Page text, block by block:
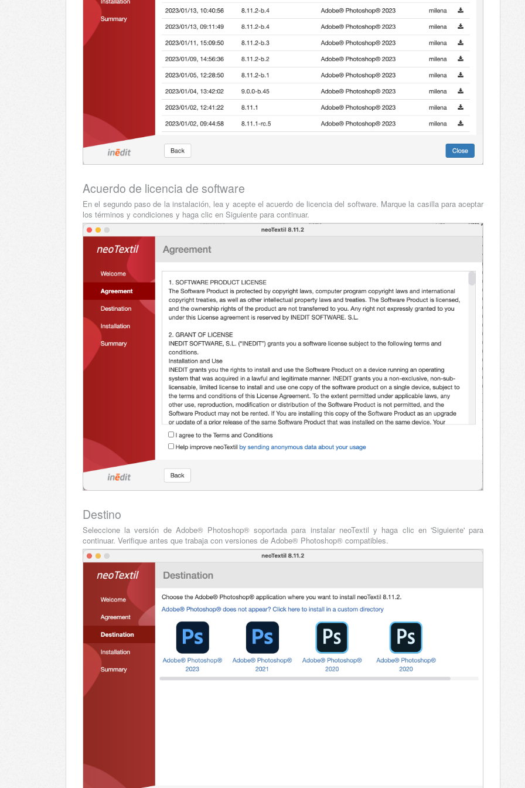
Acuerdo de licencia de software
En el segundo paso de la instalación, lea y acepte el acuerdo de licencia del software. Marque la casilla para aceptar
los términos y condiciones y haga clic en Siguiente para continuar.
Destino
Seleccione la versión de Adobe® Photoshop® soportada para instalar neoTextil y haga clic en 'Siguiente' para
continuar. Verifique antes que trabaja con versiones de Adobe® Photoshop® compatibles.